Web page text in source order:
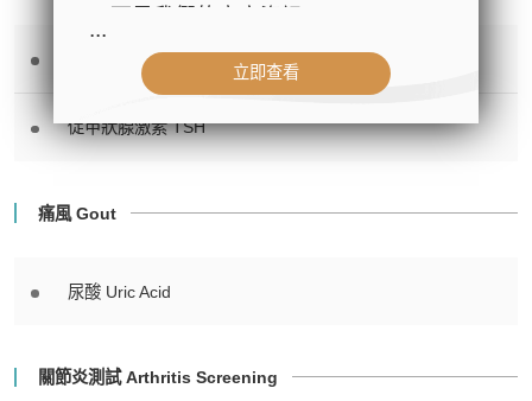
游離甲狀腺素 FT4
促甲狀腺激素 TSH
痛風 Gout
尿酸 Uric Acid
關節炎測試 Arthritis Screening
- 公司名稱：中環專科體檢中心（The
Central Health Center）
心42樓4203室（中環港鐵站出口
一站式進行全方位檢查。
...
立即查看